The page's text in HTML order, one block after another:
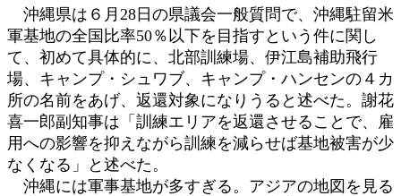
沖縄県は６月28日の県議会一般質問で、沖縄駐留米
軍基地の全国比率50％以下を目指すという件に関し
て、初めて具体的に、北部訓練場、伊江島補助飛行
場、キャンプ・シュワブ、キャンプ・ハンセンの４カ
所の名前をあげ、返還対象になりうると述べた。謝花
喜一郎副知事は「訓練エリアを返還させることで、雇
用への影響を抑えながら訓練を減らせば基地被害が少
なくなる」と述べた。
沖縄には軍事基地が多すぎる。アジアの地図を見る